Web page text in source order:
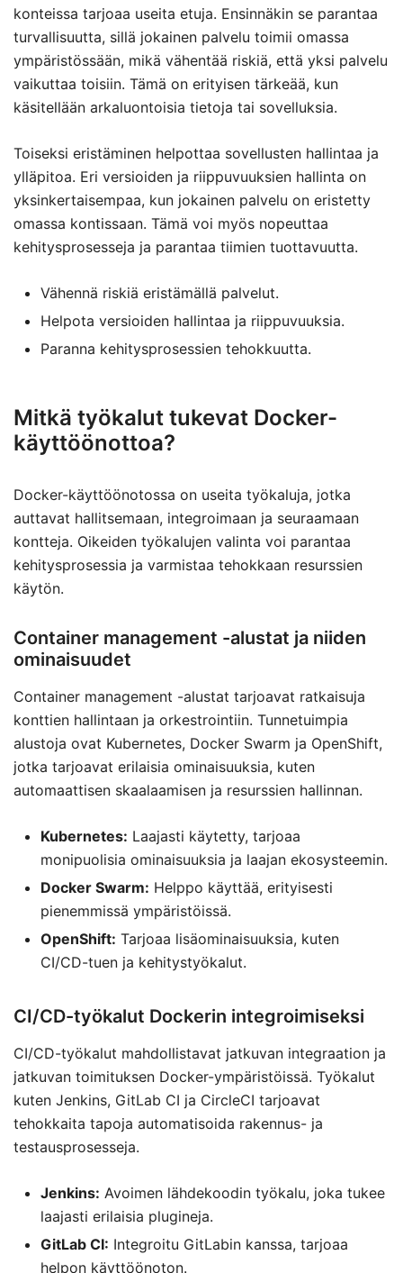
konteissa tarjoaa useita etuja. Ensinnäkin se parantaa
turvallisuutta, sillä jokainen palvelu toimii omassa
ympäristössään, mikä vähentää riskiä, että yksi palvelu
vaikuttaa toisiin. Tämä on erityisen tärkeää, kun
käsitellään arkaluontoisia tietoja tai sovelluksia.
Toiseksi eristäminen helpottaa sovellusten hallintaa ja
ylläpitoa. Eri versioiden ja riippuvuuksien hallinta on
yksinkertaisempaa, kun jokainen palvelu on eristetty
omassa kontissaan. Tämä voi myös nopeuttaa
kehitysprosesseja ja parantaa tiimien tuottavuutta.
Vähennä riskiä eristämällä palvelut.
Helpota versioiden hallintaa ja riippuvuuksia.
Paranna kehitysprosessien tehokkuutta.
Mitkä työkalut tukevat Docker-
käyttöönottoa?
Docker-käyttöönotossa on useita työkaluja, jotka
auttavat hallitsemaan, integroimaan ja seuraamaan
kontteja. Oikeiden työkalujen valinta voi parantaa
kehitysprosessia ja varmistaa tehokkaan resurssien
käytön.
Container management -alustat ja niiden
ominaisuudet
Container management -alustat tarjoavat ratkaisuja
konttien hallintaan ja orkestrointiin. Tunnetuimpia
alustoja ovat Kubernetes, Docker Swarm ja OpenShift,
jotka tarjoavat erilaisia ominaisuuksia, kuten
automaattisen skaalaamisen ja resurssien hallinnan.
Kubernetes: Laajasti käytetty, tarjoaa
monipuolisia ominaisuuksia ja laajan ekosysteemin.
Docker Swarm: Helppo käyttää, erityisesti
pienemmissä ympäristöissä.
OpenShift: Tarjoaa lisäominaisuuksia, kuten
CI/CD-tuen ja kehitystyökalut.
CI/CD-työkalut Dockerin integroimiseksi
CI/CD-työkalut mahdollistavat jatkuvan integraation ja
jatkuvan toimituksen Docker-ympäristöissä. Työkalut
kuten Jenkins, GitLab CI ja CircleCI tarjoavat
tehokkaita tapoja automatisoida rakennus- ja
testausprosesseja.
Jenkins: Avoimen lähdekoodin työkalu, joka tukee
laajasti erilaisia plugineja.
GitLab CI: Integroitu GitLabin kanssa, tarjoaa
helpon käyttöönoton.